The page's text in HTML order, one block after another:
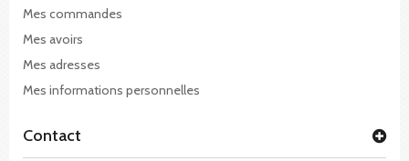
Mes commandes
Mes avoirs
Mes adresses
Mes informations personnelles
Contact